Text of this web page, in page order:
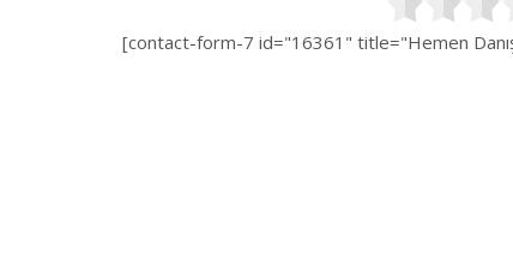
[contact-form-7 id="16361" title="Hemen